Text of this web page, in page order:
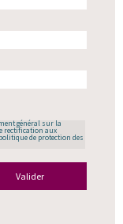
général sur la
rectification aux
de protection des
Valider